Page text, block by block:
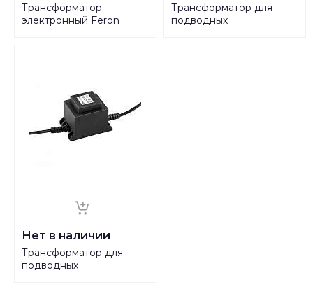
Трансформатор
электронный Feron
Трансформатор для
подводных
Нет в наличии
Трансформатор для
подводных